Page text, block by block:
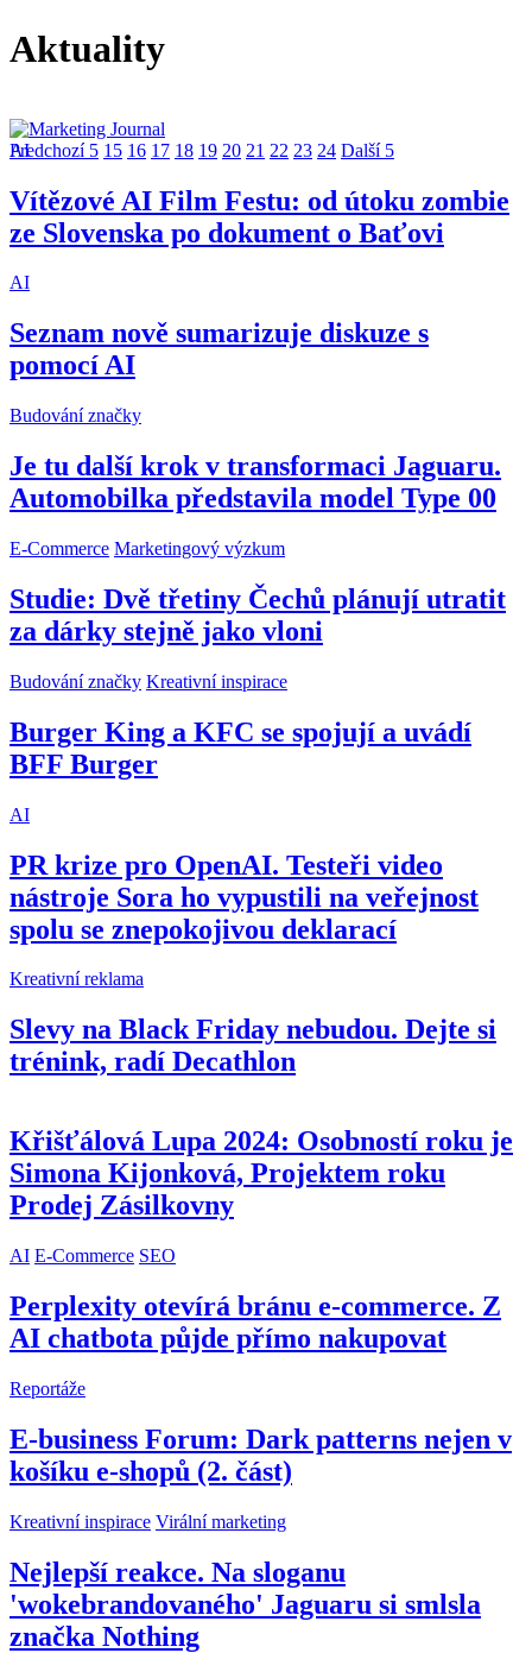
Aktuality
AI
Vítězové AI Film Festu: od útoku zombie
ze Slovenska po dokument o Baťovi
AI
Seznam nově sumarizuje diskuze s
pomocí AI
Budování značky
Je tu další krok v transformaci Jaguaru.
Automobilka představila model Type 00
E-Commerce Marketingový výzkum
Studie: Dvě třetiny Čechů plánují utratit
za dárky stejně jako vloni
Budování značky Kreativní inspirace
Burger King a KFC se spojují a uvádí
BFF Burger
AI
PR krize pro OpenAI. Testeři video
nástroje Sora ho vypustili na veřejnost
spolu se znepokojivou deklarací
Kreativní reklama
Slevy na Black Friday nebudou. Dejte si
trénink, radí Decathlon
Křišťálová Lupa 2024: Osobností roku je
Simona Kijonková, Projektem roku
Prodej Zásilkovny
AI E-Commerce SEO
Perplexity otevírá bránu e-commerce. Z
AI chatbota půjde přímo nakupovat
Reportáže
E-business Forum: Dark patterns nejen v
košíku e-shopů (2. část)
Kreativní inspirace Virální marketing
Nejlepší reakce. Na sloganu
'wokebrandovaného' Jaguaru si smlsla
značka Nothing
Predchozí 5 15 16 17 18 19 20 21 22 23 24 Další 5